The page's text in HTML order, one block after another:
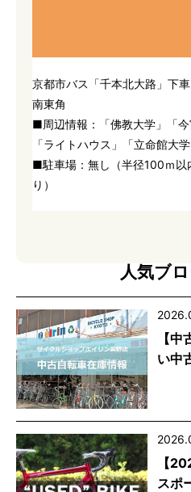
京都市バス「千本北大路」下
南東角
■周辺情報：「佛教大学」「今
「ライトハウス」「立命館大
■駐車場：無し（半径100ｍ以
り）
人気ブ
【
い中
【
スポ